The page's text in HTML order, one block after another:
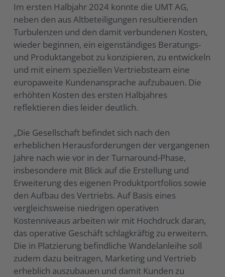
Im ersten Halbjahr 2024 konnte die UMT AG,
neben den aus Altbeteiligungen resultierenden
Turbulenzen und den damit verbundenen Kosten,
wieder beginnen, ein eigenständiges Beratungs-
und Produktangebot zu konzipieren, zu entwickeln
und mit einem speziellen Vertriebsteam eine
europaweite Kundenansprache aufzubauen. Die
erhöhten Kosten des ersten Halbjahres
reflektieren dies leider deutlich.
„Die Gesellschaft befindet sich nach den
erheblichen Herausforderungen der vergangenen
Jahre nach wie vor in der Turnaround-Phase,
insbesondere mit Blick auf die Erstellung und
Erweiterung des eigenen Produktportfolios sowie
den Aufbau des Vertriebs. Auf Basis eines
vergleichsweise niedrigen operativen
Kostenniveaus arbeiten wir mit Hochdruck daran,
das operative Geschäft schlagkräftig zu erweitern.
Die in Platzierung befindliche Wandelanleihe soll
zudem dazu beitragen, Marketing und Vertrieb
erheblich auszubauen und damit Kunden zu